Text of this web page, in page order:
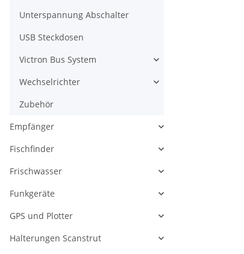
Unterspannung Abschalter
USB Steckdosen
Victron Bus System
Wechselrichter
Zubehör
Empfänger
Fischfinder
Frischwasser
Funkgeräte
GPS und Plotter
Halterungen Scanstrut